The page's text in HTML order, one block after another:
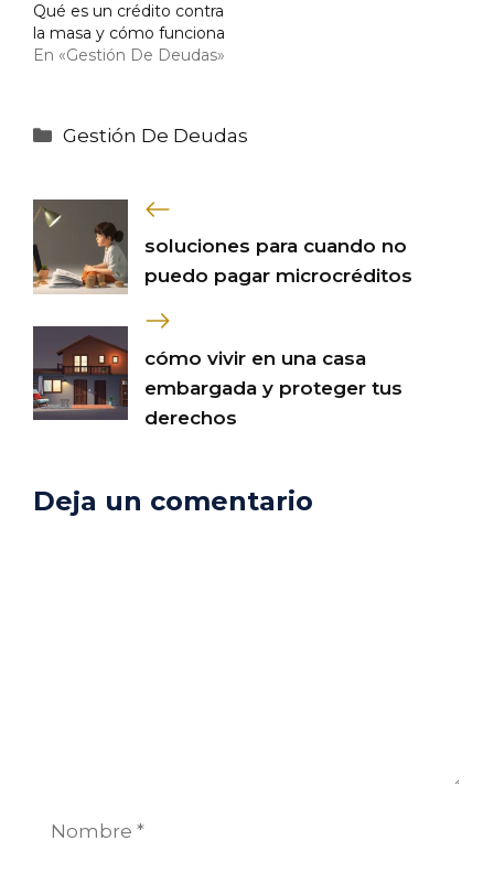
Qué es un crédito contra
la masa y cómo funciona
En «Gestión De Deudas»
Categorías
Gestión De Deudas
soluciones para cuando no
puedo pagar microcréditos
cómo vivir en una casa
embargada y proteger tus
derechos
Deja un comentario
Nombre